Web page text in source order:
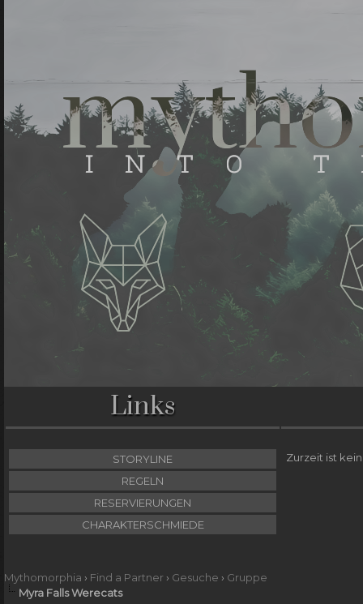
Links
STORYLINE
REGELN
RESERVIERUNGEN
CHARAKTERSCHMIEDE
Zurzeit ist
Mythomorphia › Find a Partner › Gesuche › Gruppe
Myra Falls Werecats